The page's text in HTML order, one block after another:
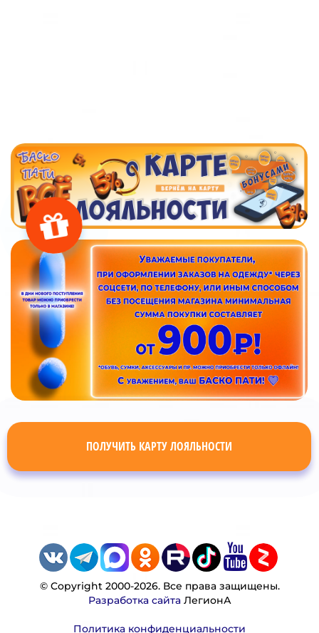
ПОЛУЧИТЬ КАРТУ ЛОЯЛЬНОСТИ
© Copyright 2000-2026. Все права защищены.
Разработка сайтаЛегионА
Политика конфиденциальности